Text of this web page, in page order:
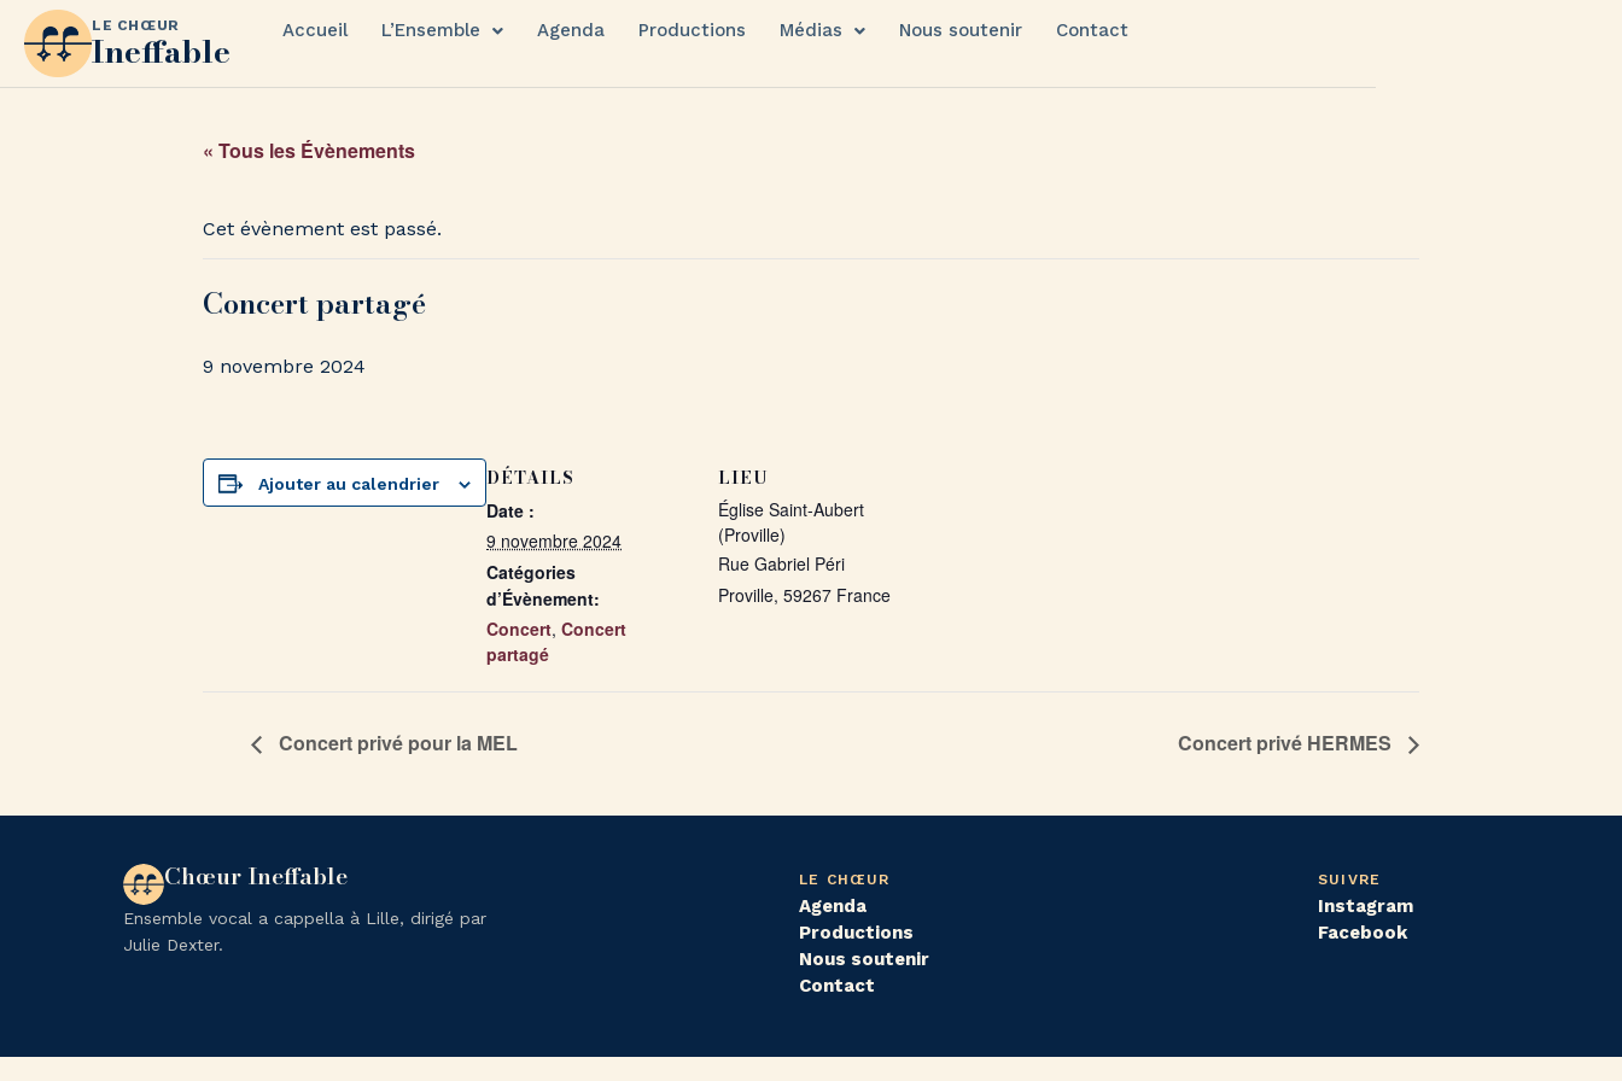
LE CHŒUR
Ineffable Accueil L’Ensemble Agenda Productions Médias Nous soutenir Contact
« Tous les Évènements
Cet évènement est passé.
Concert partagé
9 novembre 2024
Ajouter au calendrier DÉTAILS
Date :
9 novembre 2024
Catégories
d’Évènement:
Concert, Concert
partagé
LIEU
Église Saint-Aubert
(Proville)
Rue Gabriel Péri
Proville, 59267 France
Concert privé pour la MEL Concert privé HERMES
Chœur Ineffable
Ensemble vocal a cappella à Lille, dirigé par
Julie Dexter.
LE CHŒUR
Agenda
Productions
Nous soutenir
Contact
SUIVRE
Instagram
Facebook